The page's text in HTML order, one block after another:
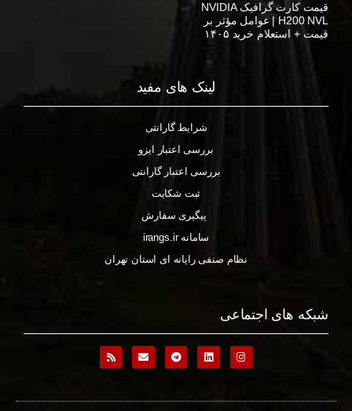
قیمت کارت گرافیک NVIDIA
H200 NVL | عوامل مؤثر بر
قیمت + استعلام خرید ۱۴۰۵
لینک های مفید
شرایط گارانتی
بررسی اعتبار ایزو
بررسی اعتبار گارانتی
ثبت شکایت
پیگیری سفارش
سامانه irangs.ir
نظام صنفی رایانه ای استان تهران
شبکه های اجتماعی